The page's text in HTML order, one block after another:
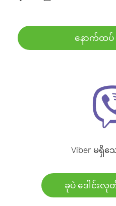
နောက်ထပ်
Viber မရှိသ
ခုပဲ ဒေါင်း